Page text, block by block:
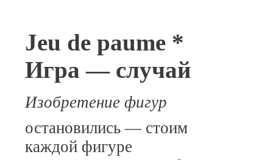
Jeu de paume *
Игра — случай
Изобретение фигур
остановились — стоим
каждой фигуре